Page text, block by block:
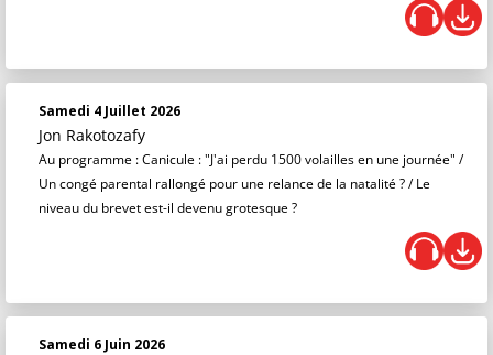
Samedi 4 Juillet 2026
Jon Rakotozafy
Au programme : Canicule : "J'ai perdu 1500 volailles en une journée" /
Un congé parental rallongé pour une relance de la natalité ? / Le
niveau du brevet est-il devenu grotesque ?
Samedi 6 Juin 2026